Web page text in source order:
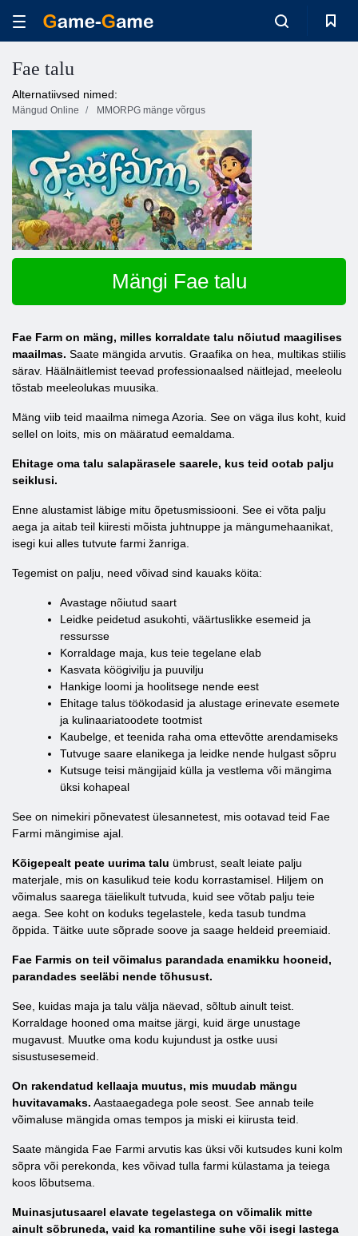
Fae talu
Alternatiivsed nimed:
Mängud Online MMORPG mänge võrgus
Mängi Fae talu
Fae Farm on mäng, milles korraldate talu nõiutud maagilises
maailmas. Saate mängida arvutis. Graafika on hea, multikas stiilis
särav. Häälnäitlemist teevad professionaalsed näitlejad, meeleolu
tõstab meeleolukas muusika.
Mäng viib teid maailma nimega Azoria. See on väga ilus koht, kuid
sellel on loits, mis on määratud eemaldama.
Ehitage oma talu salapärasele saarele, kus teid ootab palju
seiklusi.
Enne alustamist läbige mitu õpetusmissiooni. See ei võta palju
aega ja aitab teil kiiresti mõista juhtnuppe ja mängumehaanikat,
isegi kui alles tutvute farmi žanriga.
Tegemist on palju, need võivad sind kauaks köita:
Avastage nõiutud saart
Leidke peidetud asukohti, väärtuslikke esemeid ja
ressursse
Korraldage maja, kus teie tegelane elab
Kasvata köögivilju ja puuvilju
Hankige loomi ja hoolitsege nende eest
Ehitage talus töökodasid ja alustage erinevate esemete
ja kulinaariatoodete tootmist
Kaubelge, et teenida raha oma ettevõtte arendamiseks
Tutvuge saare elanikega ja leidke nende hulgast sõpru
Kutsuge teisi mängijaid külla ja vestlema või mängima
üksi kohapeal
See on nimekiri põnevatest ülesannetest, mis ootavad teid Fae
Farmi mängimise ajal.
Kõigepealt peate uurima talu ümbrust, sealt leiate palju
materjale, mis on kasulikud teie kodu korrastamisel. Hiljem on
võimalus saarega täielikult tutvuda, kuid see võtab palju teie
aega. See koht on koduks tegelastele, keda tasub tundma
õppida. Täitke uute sõprade soove ja saage heldeid preemiaid.
Fae Farmis on teil võimalus parandada enamikku hooneid,
parandades seeläbi nende tõhusust.
See, kuidas maja ja talu välja näevad, sõltub ainult teist.
Korraldage hooned oma maitse järgi, kuid ärge unustage
mugavust. Muutke oma kodu kujundust ja ostke uusi
sisustusesemeid.
On rakendatud kellaaja muutus, mis muudab mängu
huvitavamaks. Aastaaegadega pole seost. See annab teile
võimaluse mängida omas tempos ja miski ei kiirusta teid.
Saate mängida Fae Farmi arvutis kas üksi või kutsudes kuni kolm
sõpra või perekonda, kes võivad tulla farmi külastama ja teiega
koos lõbutsema.
Muinasjutusaarel elavate tegelastega on võimalik mitte
ainult sõbruneda, vaid ka romantiline suhe või isegi lastega